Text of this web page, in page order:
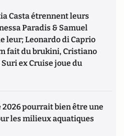
Casta étrennent leurs
Paradis & Samuel
leur; Leonardo di Caprio
fait du brukini, Cristiano
ex Cruise joue du
2026 pourrait bien être une
les milieux aquatiques